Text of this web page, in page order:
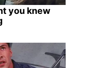
you knew